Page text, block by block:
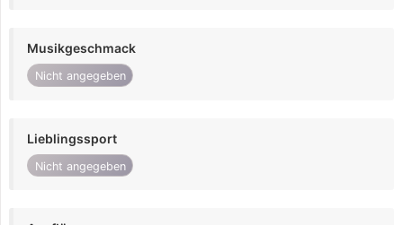
Musikgeschmack
Nicht angegeben
Lieblingssport
Nicht angegeben